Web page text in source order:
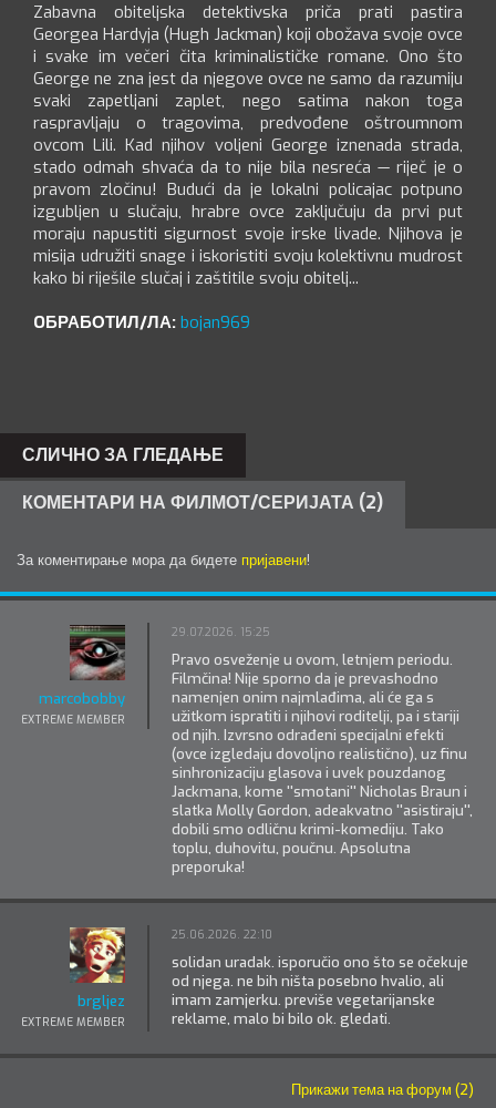
Zabavna obiteljska detektivska priča prati pastira
Georgea Hardyja (Hugh Jackman) koji obožava svoje ovce
i svake im večeri čita kriminalističke romane. Ono što
George ne zna jest da njegove ovce ne samo da razumiju
svaki zapetljani zaplet, nego satima nakon toga
raspravljaju o tragovima, predvođene oštroumnom
ovcom Lili. Kad njihov voljeni George iznenada strada,
stado odmah shvaća da to nije bila nesreća — riječ je o
pravom zločinu! Budući da je lokalni policajac potpuno
izgubljen u slučaju, hrabre ovce zaključuju da prvi put
moraju napustiti sigurnost svoje irske livade. Njihova je
misija udružiti snage i iskoristiti svoju kolektivnu mudrost
kako bi riješile slučaj i zaštitile svoju obitelj...
OБРАБОТИЛ/ЛА: bojan969
СЛИЧНО ЗА ГЛЕДАЊЕ
КОМЕНТАРИ НА ФИЛМОТ/СЕРИЈАТА (2)
За коментирање мора да бидете пријавени!
marcobobby
EXTREME MEMBER
29.07.2026. 15:25
Pravo osveženje u ovom, letnjem periodu.
Filmčina! Nije sporno da je prevashodno
namenjen onim najmlađima, ali će ga s
užitkom ispratiti i njihovi roditelji, pa i stariji
od njih. Izvrsno odrađeni specijalni efekti
(ovce izgledaju dovoljno realistično), uz finu
sinhronizaciju glasova i uvek pouzdanog
Jackmana, kome ''smotani'' Nicholas Braun i
slatka Molly Gordon, adeakvatno ''asistiraju'',
dobili smo odličnu krimi-komediju. Tako
toplu, duhovitu, poučnu. Apsolutna
preporuka!
brgljez
EXTREME MEMBER
25.06.2026. 22:10
solidan uradak. isporučio ono što se očekuje
od njega. ne bih ništa posebno hvalio, ali
imam zamjerku. previše vegetarijanske
reklame, malo bi bilo ok. gledati.
Прикажи тема на форум (2)